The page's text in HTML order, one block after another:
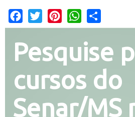
Facebook
Twitter PinterestWhatsApp
Pesquise
cursos do
Senar/MS